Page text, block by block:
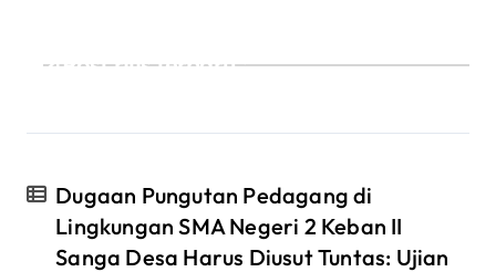
Post rilis terbaru :
Dugaan Pungutan Pedagang di
Lingkungan SMA Negeri 2 Keban II
Sanga Desa Harus Diusut Tuntas: Ujian